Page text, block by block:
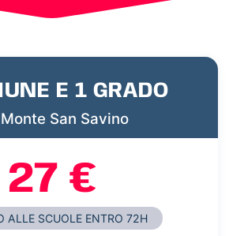
E 1 GRADO
San Savino
27 €
ALLE SCUOLE ENTRO 72H